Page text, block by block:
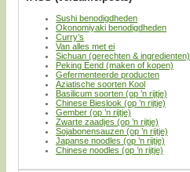
Sushi benodigdheden
Okonomiyaki benodigdheden
Curry’s
Van alles met ei
Sichuan (gerechten & ingredienten)
Peking Eend (maken of kopen)
Gefermenteerde producten
Aziatische soorten Kool
Basilicum soorten (op ’n rijtje)
Chinese Bieslook (op ’n rijtje)
Gember (op ’n rijtje)
Zwarte zaadjes (op ’n rijtje)
Sojabonensauzen (op ’n rijtje)
Japanse noodles (op ’n rijtje)
Chinese noodles (op ’n rijtje)